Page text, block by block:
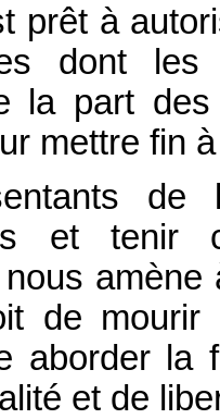
prêt à
dont les
la part
mettre fin
et tenir
de
aborder
et de